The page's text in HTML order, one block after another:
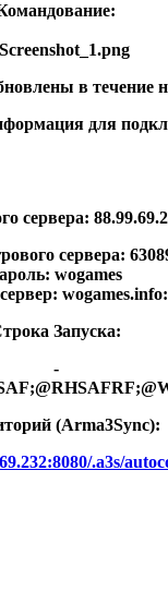
в течение
для
сервера:
сервера:
wogames
Запуска:
-
(Arma3Synс):
.a3s/